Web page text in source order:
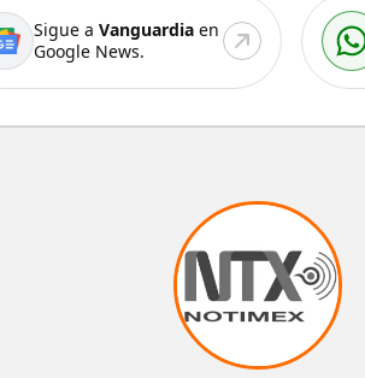
Sigue a Vanguardiaen
Google News.